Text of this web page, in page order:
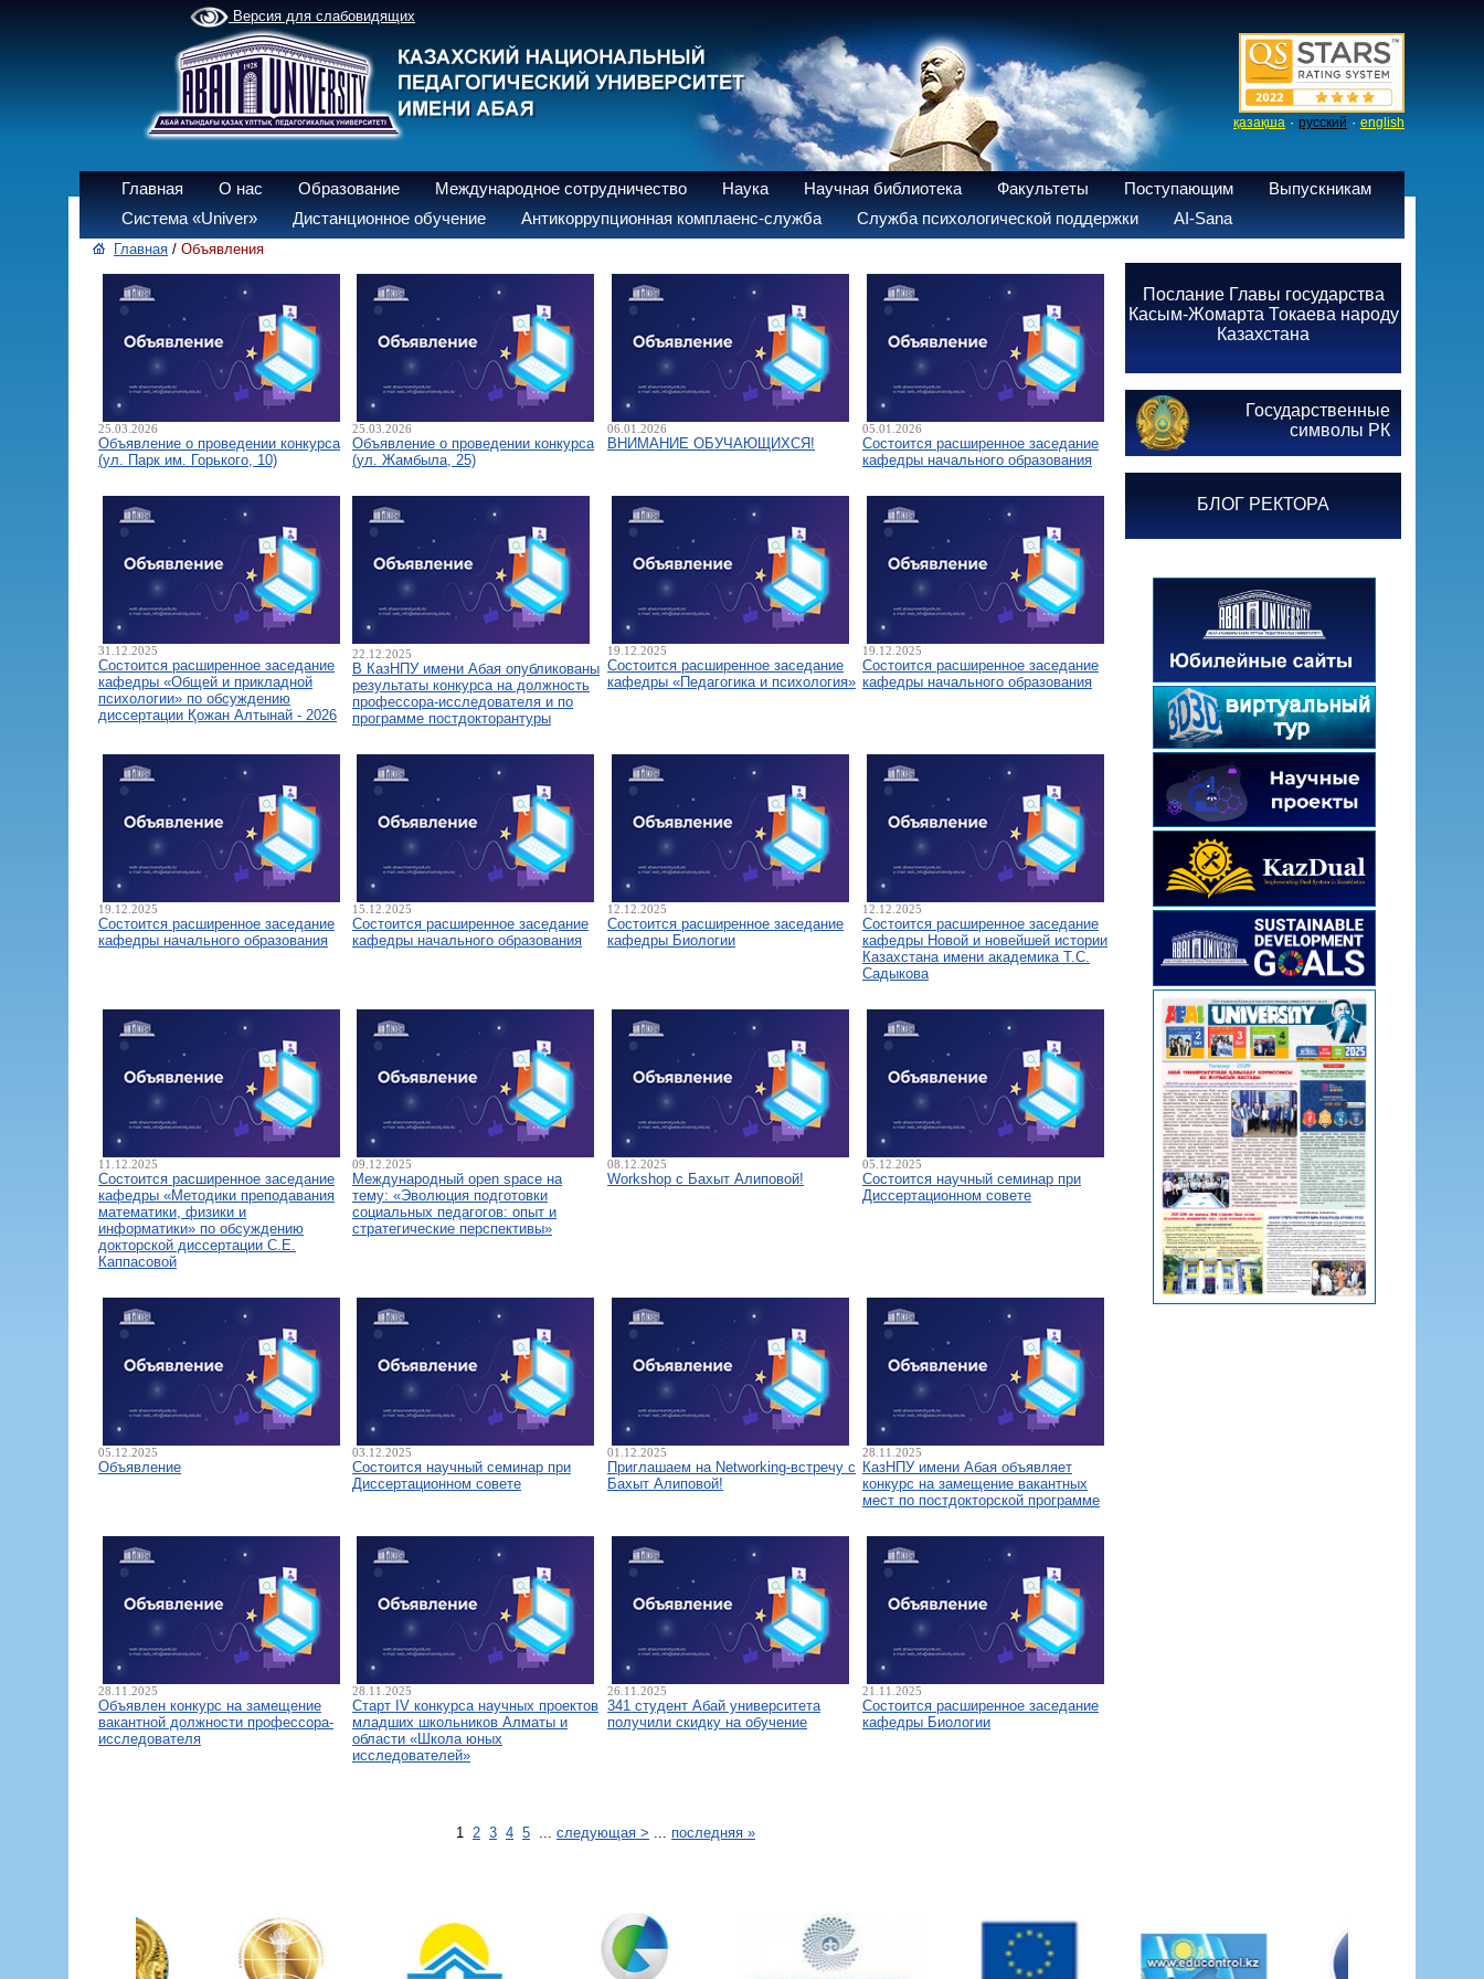
Версия для слабовидящих
қазақша · русский · english
Главная О нас Образование Международное сотрудничество Наука Научная библиотека Факультеты Поступающим
Выпускникам
Система «Univer»
Дистанционное обучение Антикоррупционная комплаенс-служба Служба психологической поддержки AI-Sana
Главная / Объявления
25.03.2026
Объявление о проведении конкурса
(ул. Парк им. Горького, 10)
25.03.2026
Объявление о проведении конкурса
(ул. Жамбыла, 25)
06.01.2026
ВНИМАНИЕ ОБУЧАЮЩИХСЯ!
05.01.2026
Состоится расширенное заседание
кафедры начального образования
31.12.2025
Состоится расширенное заседание
кафедры «Общей и прикладной
психологии» по обсуждению
диссертации Қожан Алтынай - 2026
22.12.2025
В КазНПУ имени Абая опубликованы
результаты конкурса на должность
профессора-исследователя и по
программе постдокторантуры
19.12.2025
Состоится расширенное заседание
кафедры «Педагогика и психология»
19.12.2025
Состоится расширенное заседание
кафедры начального образования
19.12.2025
Состоится расширенное заседание
кафедры начального образования
15.12.2025
Состоится расширенное заседание
кафедры начального образования
12.12.2025
Состоится расширенное заседание
кафедры Биологии
12.12.2025
Состоится расширенное заседание
кафедры Новой и новейшей истории
Казахстана имени академика Т.С.
Садыкова
11.12.2025
Состоится расширенное заседание
кафедры «Методики преподавания
математики, физики и
информатики» по обсуждению
докторской диссертации С.Е.
Каппасовой
09.12.2025
Международный open space на
тему: «Эволюция подготовки
социальных педагогов: опыт и
стратегические перспективы»
08.12.2025
Workshop с Бахыт Алиповой!
05.12.2025
Состоится научный семинар при
Диссертационном совете
05.12.2025
Объявление
03.12.2025
Состоится научный семинар при
Диссертационном совете
01.12.2025
Приглашаем на Networking-встречу с
Бахыт Алиповой!
28.11.2025
КазНПУ имени Абая объявляет
конкурс на замещение вакантных
мест по постдокторской программе
28.11.2025
Объявлен конкурс на замещение
вакантной должности профессора-
исследователя
28.11.2025
Старт IV конкурса научных проектов
младших школьников Алматы и
области «Школа юных
исследователей»
26.11.2025
341 студент Абай университета
получили скидку на обучение
21.11.2025
Состоится расширенное заседание
кафедры Биологии
1 2 3 4 5 ... следующая > ... последняя »
Послание Главы государства
Касым-Жомарта Токаева народу
Казахстана
Государственные
символы РК
БЛОГ РЕКТОРА